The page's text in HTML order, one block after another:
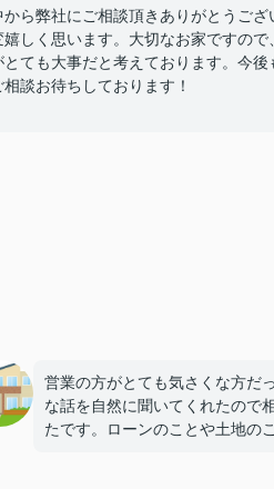
ら弊社にご相談頂きありがとうござ
しく思います。大切なお家ですので
ても大事だと考えております。今後
談お待ちしております！
営業の方がとても気さくな方だ
な話を自然に聞いてくれたので
たです。ローンのことや土地の